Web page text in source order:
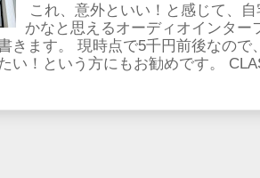
これ、意外といい！と感じて、
かなと思えるオーディオインタ
きます。 現時点で5千円前後なの
い！という方にもお勧めです。